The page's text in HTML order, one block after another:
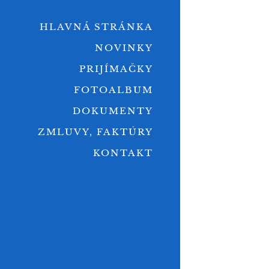
HLAVNÁ STRÁNKA
NOVINKY
PRIJÍMAČKY
FOTOALBUM
DOKUMENTY
ZMLUVY, FAKTÚRY
KONTAKT